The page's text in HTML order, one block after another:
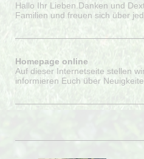
Hallo Ihr Lieben.Danken und
Familien und freuen sich über
Homepage online
Auf dieser Internetseite stellen
informieren Euch über